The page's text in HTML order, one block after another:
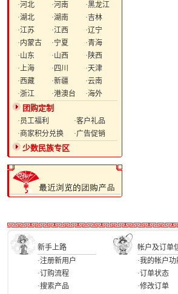
·河北
·河南
·黑龙江
·湖北
·湖南
·吉林
·江苏
·江西
·辽宁
·内蒙古
·宁夏
·青海
·山东
·山西
·陕西
·上海
·四川
·天津
·西藏
·新疆
·云南
·浙江
·港澳台 ·海外
团购定制
·员工福利
·客户礼品
·商家积分兑换
·广告促销
少数民族专区
新手上路 帐户及订单
·注册新用户
·订购流程
·搜索产品
·我的帐户功
·订单状态
·修改订单